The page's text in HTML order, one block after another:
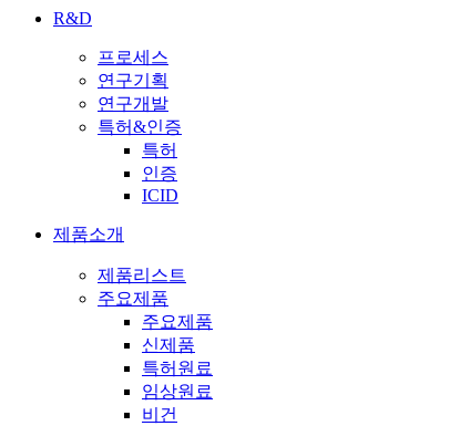
R&D
프로세스
연구기획
연구개발
특허&인증
특허
인증
ICID
제품소개
제품리스트
주요제품
주요제품
신제품
특허원료
임상원료
비건